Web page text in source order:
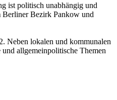
ist politisch unabhängig und
Berliner Bezirk Pankow und
Neben lokalen und kommunalen
allgemeinpolitische Themen